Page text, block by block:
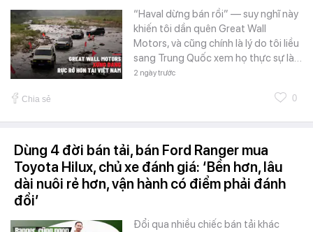
“Haval dừng bán rồi” — suy nghĩ này
khiến tôi dần quên Great Wall
Motors, và cũng chính là lý do tôi liều
sang Trung Quốc xem họ thực sự là…
2 ngày trước
Chia sẻ 0
Dùng 4 đời bán tải, bán Ford Ranger mua
Toyota Hilux, chủ xe đánh giá: ‘Bền hơn, lâu
dài nuôi rẻ hơn, vận hành có điểm phải đánh
đổi’
Đổi qua nhiều chiếc bán tải khác